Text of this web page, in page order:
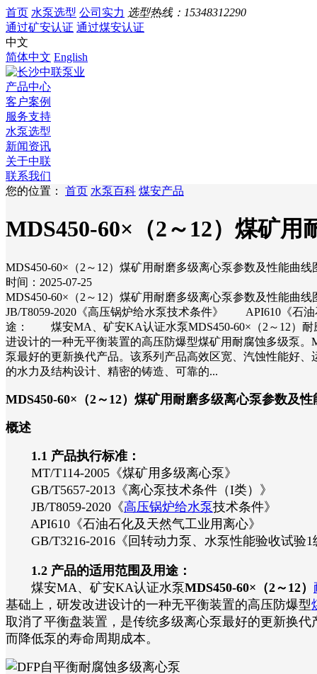
首页 水泵选型 公司实力 选型热线： 15348312290
通过矿安认证 通过煤安认证
中文
简体中文 English
产品中心
客户案例
服务支持
水泵选型
新闻资讯
关于中联
联系我们
您的位置： 首页 水泵百科 煤安产品
MDS450-60×（2～12）煤矿
MDS450-60×（2～12）煤矿用耐磨多级离心泵参数及性能曲线
时间：2025-07-25
MDS450-60×（2～12）煤矿用耐磨多级离心泵参数及性
JB/T8059-2020《高压锅炉给水泵技术条件》 API610《石
途： 煤安MA、矿安KA认证水泵MDS450-60×（2～12）耐
进设计的一种无平衡装置的高压防爆型煤矿用耐腐蚀多级泵
泵最好的更新换代产品。该系列产品高效区宽、汽蚀性能好
的水力及结构设计、精密的铸造、可靠的...
MDS450-60×（2～12）煤矿用耐磨多级离心泵参数及性
概述
1.1 产品执行标准：
MT/T114-2005《煤矿用多级离心泵》
GB/T5657-2013《离心泵技术条件（I类）》
JB/T8059-2020《高压锅炉给水泵技术条件》
API610《石油石化及天然气工业用离心》
GB/T3216-2016《回转动力泵、水泵性能验收试验1
1.2 产品的适用范围及用途：
煤安MA、矿安KA认证水泵MDS450-60×（2～12）
基础上，研发改进设计的一种无平衡装置的高压防爆型
取消了平衡盘装置，是传统多级离心泵最好的更新换
而降低泵的寿命周期成本。